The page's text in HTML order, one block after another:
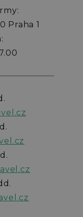
Praha 1